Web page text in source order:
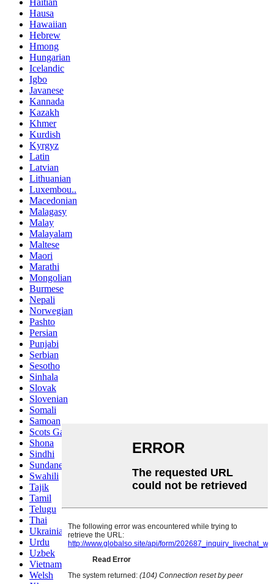
Haitian
Hausa
Hawaiian
Hebrew
Hmong
Hungarian
Icelandic
Igbo
Javanese
Kannada
Kazakh
Khmer
Kurdish
Kyrgyz
Latin
Latvian
Lithuanian
Luxembou..
Macedonian
Malagasy
Malay
Malayalam
Maltese
Maori
Marathi
Mongolian
Burmese
Nepali
Norwegian
Pashto
Persian
Punjabi
Serbian
Sesotho
Sinhala
Slovak
Slovenian
Somali
Samoan
Scots Gaelic
Shona
Sindhi
Sundanese
Swahili
Tajik
Tamil
Telugu
Thai
Ukrainian
Urdu
Uzbek
Vietnamese
Welsh